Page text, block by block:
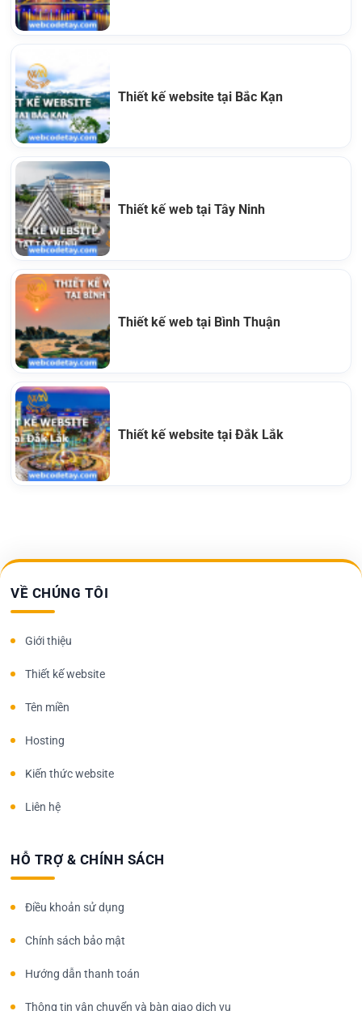
Thiết kế website tại Bắc Kạn
Thiết kế web tại Tây Ninh
Thiết kế web tại Bình Thuận
Thiết kế website tại Đắk Lắk
VỀ CHÚNG TÔI
Giới thiệu
Thiết kế website
Tên miền
Hosting
Kiến thức website
Liên hệ
HỖ TRỢ & CHÍNH SÁCH
Điều khoản sử dụng
Chính sách bảo mật
Hướng dẫn thanh toán
Thông tin vận chuyển và bàn giao dịch vụ